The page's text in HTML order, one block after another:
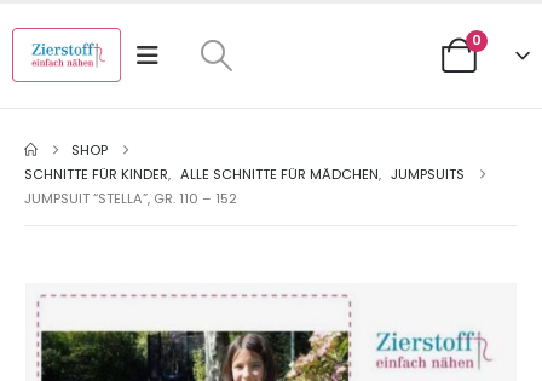
0
SHOP
SCHNITTE FÜR KINDER, ALLE SCHNITTE FÜR MÄDCHEN, JUMPSUITS
JUMPSUIT “STELLA”, GR. 110 – 152